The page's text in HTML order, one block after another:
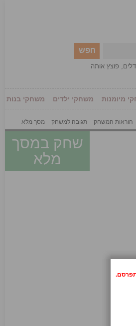
חפש
, פוצץ אותה
מיומנות משחקי ילדים משחקי בנות
מסך מלא תגובה למשחק הוראות המשחק
שחק במסך
מלא